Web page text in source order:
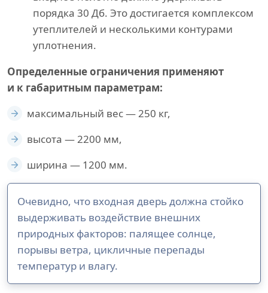
порядка 30 Дб. Это достигается комплексом
утеплителей и несколькими контурами
уплотнения.
Определенные ограничения применяют
и к габаритным параметрам:
максимальный вес — 250 кг,
высота — 2200 мм,
ширина — 1200 мм.
Очевидно, что входная дверь должна стойко
выдерживать воздействие внешних
природных факторов: палящее солнце,
порывы ветра, цикличные перепады
температур и влагу.